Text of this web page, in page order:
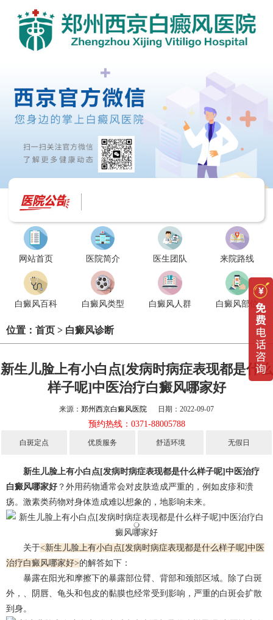
网站首页 医院简介 医生团队 来院路线
白癜风百科 白癜风类型 白癜风人群 白癜风部位
位置： 首页 > 白癜风诊断
新生儿脸上有小白点[发病时病症表现都是什么
样子呢]中医治疗白癜风哪家好
来源： 郑州西京白癜风医院 日期：2022-09-07
预约热线：0371-88005788
白斑定点 优质服务 舒适环境 无假日
新生儿脸上有小白点[发病时病症表现都是什么样子呢]中医治疗
白癜风哪家好 ？外用药物通常会对皮肤造成严重的，例如皮疹和溃
疡。激素类药物对身体造成难以想象的，地影响未来。
关于<新生儿脸上有小白点[发病时病症表现都是什么样子呢]中医
治疗白癜风哪家好>的解答如下：
暴露在阳光和摩擦下的暴露部位臂、背部和颈部区域。除了白斑
外，、阴唇、龟头和包皮的黏膜也经常受到影响，严重的白斑会扩散
到身。